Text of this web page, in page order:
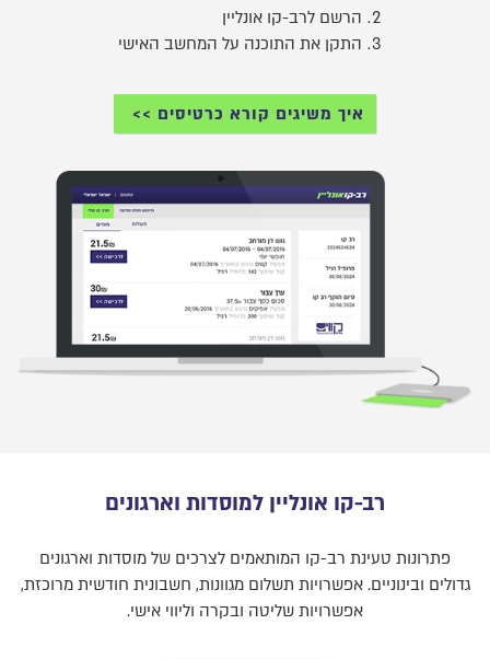
הרשם לרב-קו אונליין
התקן את התוכנה על המחשב האישי
איך משיגים קורא כרטיסים
רב-קו אונליין למוסדות וארגונים
פתרונות טעינת רב-קו המותאמים לצרכים של מוסדות וארגונים
גדולים ובינוניים. אפשרויות תשלום מגוונות, חשבונית חודשית מרוכזת,
אפשרויות שליטה ובקרה וליווי אישי.